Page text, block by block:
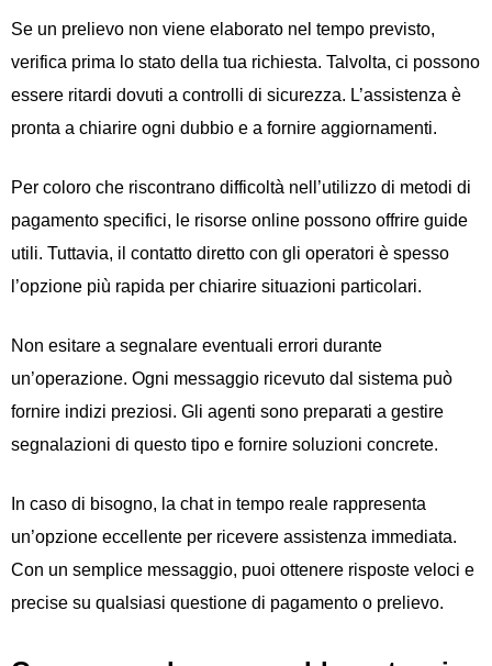
Se un prelievo non viene elaborato nel tempo previsto,
verifica prima lo stato della tua richiesta. Talvolta, ci possono
essere ritardi dovuti a controlli di sicurezza. L’assistenza è
pronta a chiarire ogni dubbio e a fornire aggiornamenti.
Per coloro che riscontrano difficoltà nell’utilizzo di metodi di
pagamento specifici, le risorse online possono offrire guide
utili. Tuttavia, il contatto diretto con gli operatori è spesso
l’opzione più rapida per chiarire situazioni particolari.
Non esitare a segnalare eventuali errori durante
un’operazione. Ogni messaggio ricevuto dal sistema può
fornire indizi preziosi. Gli agenti sono preparati a gestire
segnalazioni di questo tipo e fornire soluzioni concrete.
In caso di bisogno, la chat in tempo reale rappresenta
un’opzione eccellente per ricevere assistenza immediata.
Con un semplice messaggio, puoi ottenere risposte veloci e
precise su qualsiasi questione di pagamento o prelievo.